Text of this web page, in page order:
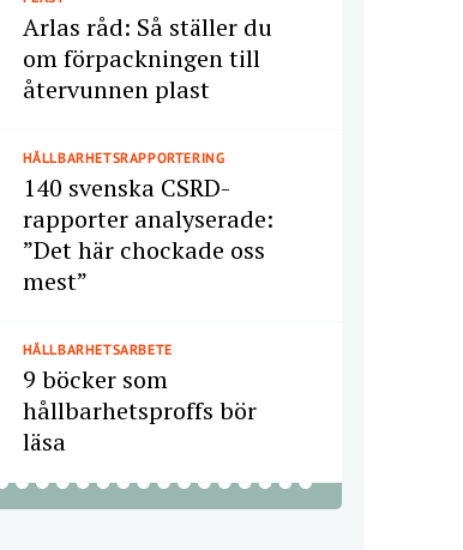
Arlas råd: Så ställer du
om förpackningen till
återvunnen plast
HÅLLBARHETSRAPPORTERING
140 svenska CSRD-
rapporter analyserade:
”Det här chockade oss
mest”
HÅLLBARHETSARBETE
9 böcker som
hållbarhetsproffs bör
läsa